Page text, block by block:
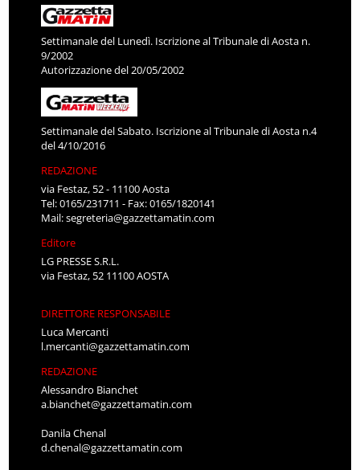
Settimanale del Lunedì. Iscrizione al Tribunale di Aosta n.
9/2002
Autorizzazione del 20/05/2002
Settimanale del Sabato. Iscrizione al Tribunale di Aosta n.4
del 4/10/2016
REDAZIONE
via Festaz, 52 - 11100 Aosta
Tel: 0165/231711 - Fax: 0165/1820141
Mail:segreteria@gazzettamatin.com
Editore
LG PRESSE S.R.L.
via Festaz, 52 11100 AOSTA
DIRETTORE RESPONSABILE
Luca Mercanti
l.mercanti@gazzettamatin.com
REDAZIONE
Alessandro Bianchet
a.bianchet@gazzettamatin.com
Danila Chenal
d.chenal@gazzettamatin.com